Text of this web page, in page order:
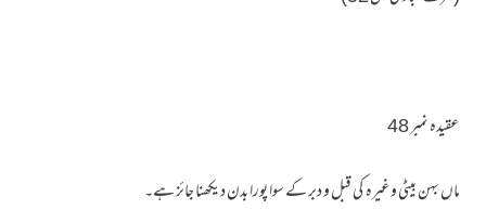
عقیدہ نمبر 48
ماں بہن بیٹی وغیرہ کی قبل و دبر کے سوا پورا بدن دیکھنا جائز ہے۔